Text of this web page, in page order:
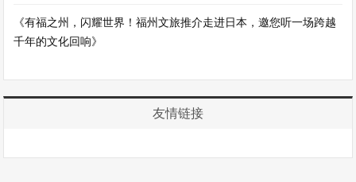
《有福之州，闪耀世界！福州文旅推介走进日本，邀您听一场跨越
千年的文化回响》
友情链接